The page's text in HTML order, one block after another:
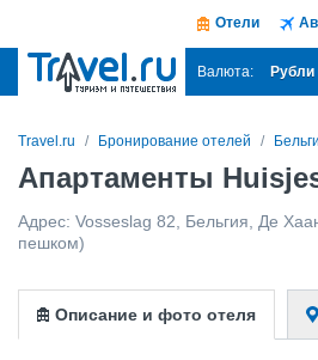
Отели
Валюта: Рубли
Travel.ru Бронирование отелей
Апартаменты
Адрес: Vosseslag 82 Бельгия Де
пешком)
Описание и фото отеля